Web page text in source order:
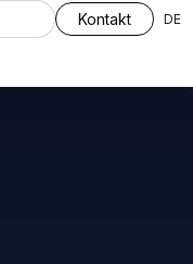
Kontakt DE